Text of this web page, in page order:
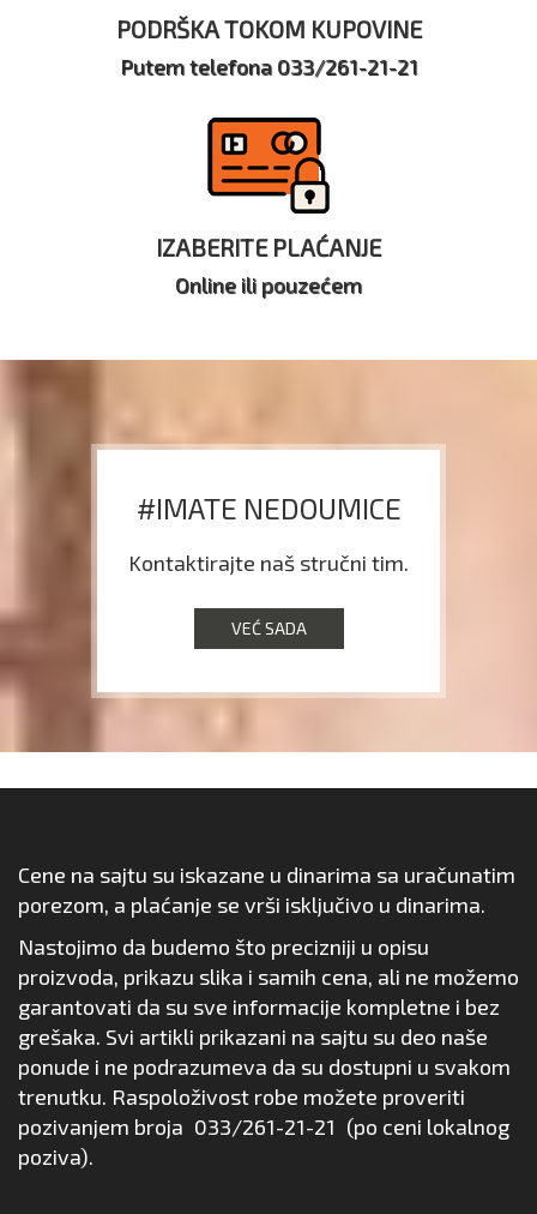
PODRŠKA TOKOM KUPOVINE
Putem telefona 033/261-21-21
IZABERITE PLAĆANJE
Online ili pouzećem
#IMATE NEDOUMICE
Kontaktirajte naš stručni tim.
VEĆ SADA
Cene na sajtu su iskazane u dinarima sa uračunatim
porezom, a plaćanje se vrši isključivo u dinarima.
Nastojimo da budemo što precizniji u opisu
proizvoda, prikazu slika i samih cena, ali ne možemo
garantovati da su sve informacije kompletne i bez
grešaka. Svi artikli prikazani na sajtu su deo naše
ponude i ne podrazumeva da su dostupni u svakom
trenutku. Raspoloživost robe možete proveriti
pozivanjem broja 033/261-21-21 (po ceni lokalnog
poziva).